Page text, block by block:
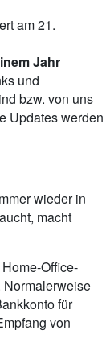
am 21.
Jahr
und
bzw. von uns
Updates werden
wieder in
macht
Office-
Normalerweise
für
von